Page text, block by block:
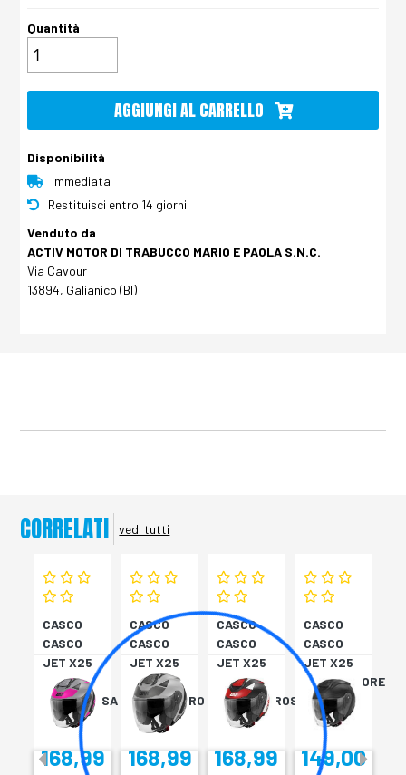
Quantità
AGGIUNGI AL CARRELLO
Disponibilità
Immediata
Restituisci entro 14 giorni
Venduto da
ACTIV MOTOR DI TRABUCCO MARIO E PAOLA S.N.C.
Via Cavour
13894, Galianico (BI)
CORRELATI vedi tutti
CASCO
CASCO
JET X25
TARGET
TITAN/ROSA
XS
168,99
CASCO
CASCO
JET X25
TARGET
TITAN/NERO
S
168,99
CASCO
CASCO
JET X25
TARGET
NER/BIA/ROSS
168,99
CASCO
CASCO
JET X25
MONOCOLORE
NERO XS
149,00